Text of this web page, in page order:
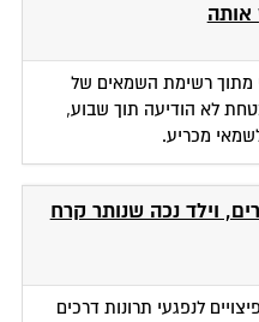
אותה
מתוך רשימת השמאים של
לא הודיעה תוך שבוע,
מכריע.
וילד נכה שנותר קרח
לנפגעי תרונות דרכים